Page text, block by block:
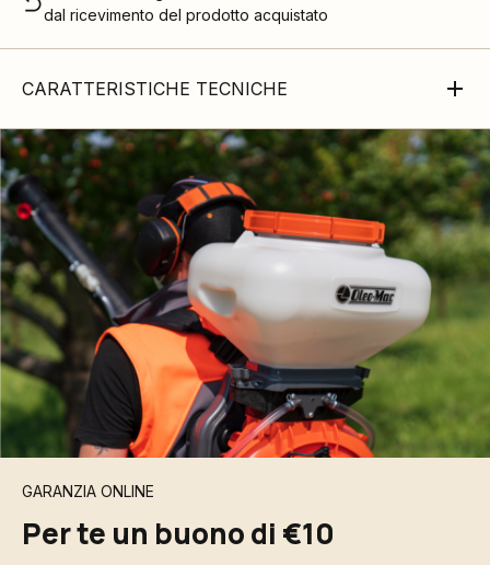
dal ricevimento del prodotto acquistato
CARATTERISTICHE TECNICHE
GARANZIA ONLINE
Per te un buono di €10